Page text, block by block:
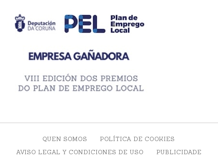
QUEN SOMOS
POLÍTICA DE COOKIES
AVISO LEGAL Y CONDICIONES DE USO
PUBLICIDADE